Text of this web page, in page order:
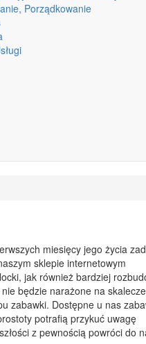
Porządkowanie
miesięcy jego życia
sklepie internetowym
jak również bardziej
będzie narażone na
zabawki. Dostępne u nas
potrafią przykuć uwagę
z pewnością powróci do